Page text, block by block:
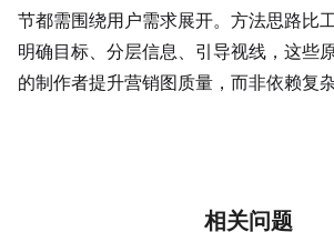
节都需围绕用户需求展开。方法思路
明确目标、分层信息、引导视线，这些
的制作者提升营销图质量，而非依赖复
相关问题